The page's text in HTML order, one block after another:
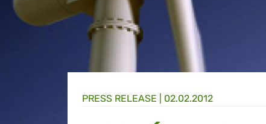
PRESS RELEASE | 02.02.2012